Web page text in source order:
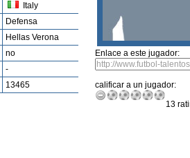
Italy
Defensa
Hellas Verona
no
-
13465
Enlace a este jugador:
calificar a un jugador:
13